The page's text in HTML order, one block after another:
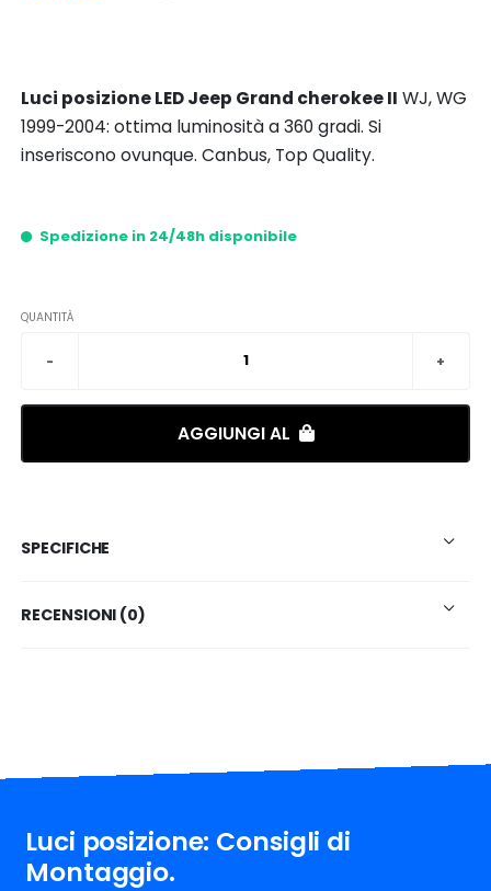
Luci posizione LED Jeep Grand cherokee II WJ, WG
1999-2004: ottima luminosità a 360 gradi. Si
inseriscono ovunque. Canbus, Top Quality.
Spedizione in 24/48h disponibile
QUANTITÀ
AGGIUNGI AL
SPECIFICHE
RECENSIONI (0)
Luci posizione: Consigli di
Montaggio.